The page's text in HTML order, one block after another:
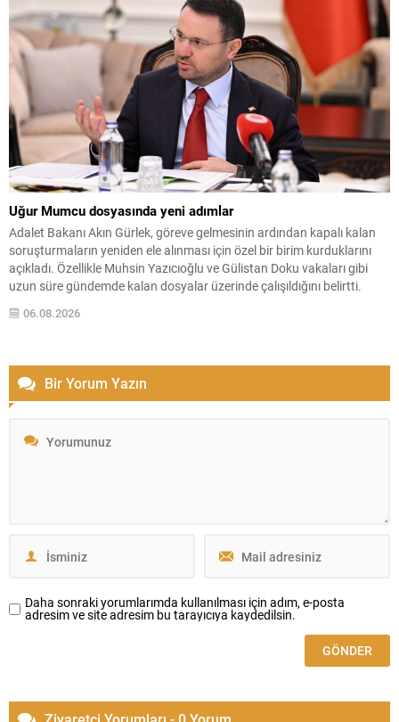
Uğur Mumcu dosyasında yeni adımlar
Adalet Bakanı Akın Gürlek, göreve gelmesinin ardından kapalı kalan
soruşturmaların yeniden ele alınması için özel bir birim kurduklarını
açıkladı. Özellikle Muhsin Yazıcıoğlu ve Gülistan Doku vakaları gibi
uzun süre gündemde kalan dosyalar üzerinde çalışıldığını belirtti.
Bugün Bakan Gürlek, 24 Ocak 1993’te Ankara’da evinin önünde
düzenlenen bombalı saldırıda hayatını kaybeden araştırmacı...
06.08.2026
Bir Yorum Yazın
Daha sonraki yorumlarımda kullanılması için adım, e-posta
adresim ve site adresim bu tarayıcıya kaydedilsin.